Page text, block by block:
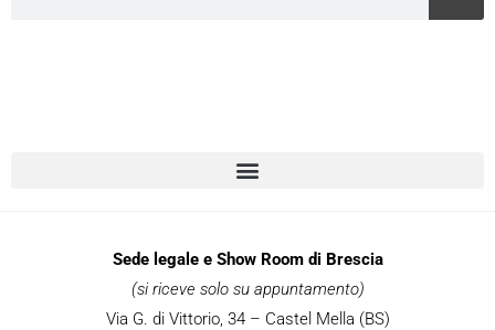
Sede legale e Show Room di Brescia
(si riceve solo su appuntamento)
Via G. di Vittorio, 34 – Castel Mella (BS)